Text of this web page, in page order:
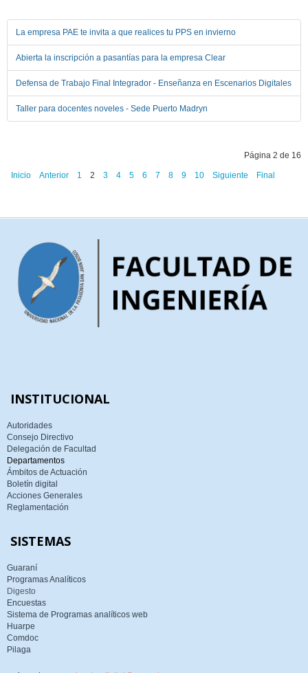
La empresa PAE te invita a que realices tu PPS en invierno
Abierta la inscripción a pasantías para la empresa Clear
Defensa de Trabajo Final Integrador - Enseñanza en Escenarios Digitales
Taller para docentes noveles - Sede Puerto Madryn
Página 2 de 16
Inicio Anterior 1 2 3 4 5 6 7 8 9 10 Siguiente Final
INSTITUCIONAL
Autoridades
Consejo Directivo
Delegación de Facultad
Departamentos
Ámbitos de Actuación
Boletín digital
Acciones Generales
Reglamentación
SISTEMAS
Guaraní
Programas Analíticos
Digesto
Encuestas
Sistema de Programas analíticos web
Huarpe
Comdoc
Pilaga